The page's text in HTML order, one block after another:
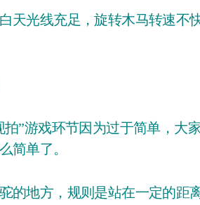
光线充足，旋转木马转速不
简单了。
地方，规则是站在一定的距